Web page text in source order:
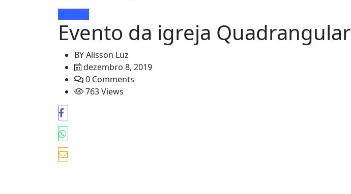
Notícias
Evento da igreja Quadrangular
BYAlisson Luz
dezembro 8, 2019
0 Comments
763 Views